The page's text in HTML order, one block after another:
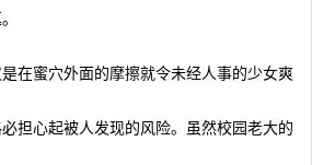
蜜穴外面的摩擦就令未经人事的少女爽
担心起被人发现的风险。虽然校园老大的